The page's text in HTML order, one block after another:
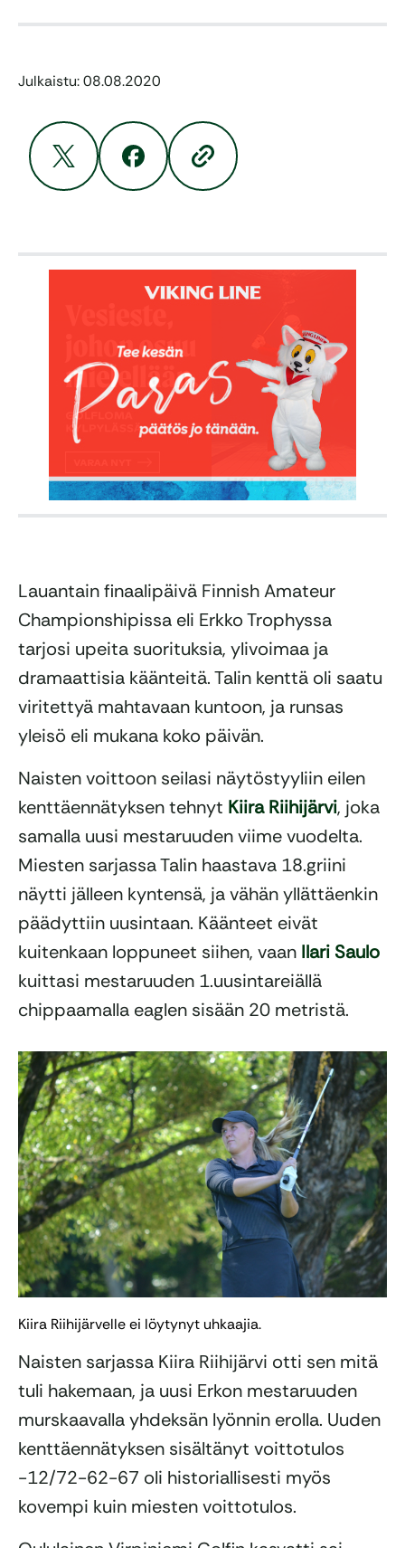
Julkaistu: 08.08.2020
Lauantain finaalipäivä Finnish Amateur
Championshipissa eli Erkko Trophyssa
tarjosi upeita suorituksia, ylivoimaa ja
dramaattisia käänteitä. Talin kenttä oli saatu
viritettyä mahtavaan kuntoon, ja runsas
yleisö eli mukana koko päivän.
Naisten voittoon seilasi näytöstyyliin eilen
kenttäennätyksen tehnyt Kiira Riihijärvi, joka
samalla uusi mestaruuden viime vuodelta.
Miesten sarjassa Talin haastava 18.griini
näytti jälleen kyntensä, ja vähän yllättäenkin
päädyttiin uusintaan. Käänteet eivät
kuitenkaan loppuneet siihen, vaan Ilari Saulo
kuittasi mestaruuden 1.uusintareiällä
chippaamalla eaglen sisään 20 metristä.
Kiira Riihijärvelle ei löytynyt uhkaajia.
Naisten sarjassa Kiira Riihijärvi otti sen mitä
tuli hakemaan, ja uusi Erkon mestaruuden
murskaavalla yhdeksän lyönnin erolla. Uuden
kenttäennätyksen sisältänyt voittotulos
-12/72-62-67 oli historiallisesti myös
kovempi kuin miesten voittotulos.